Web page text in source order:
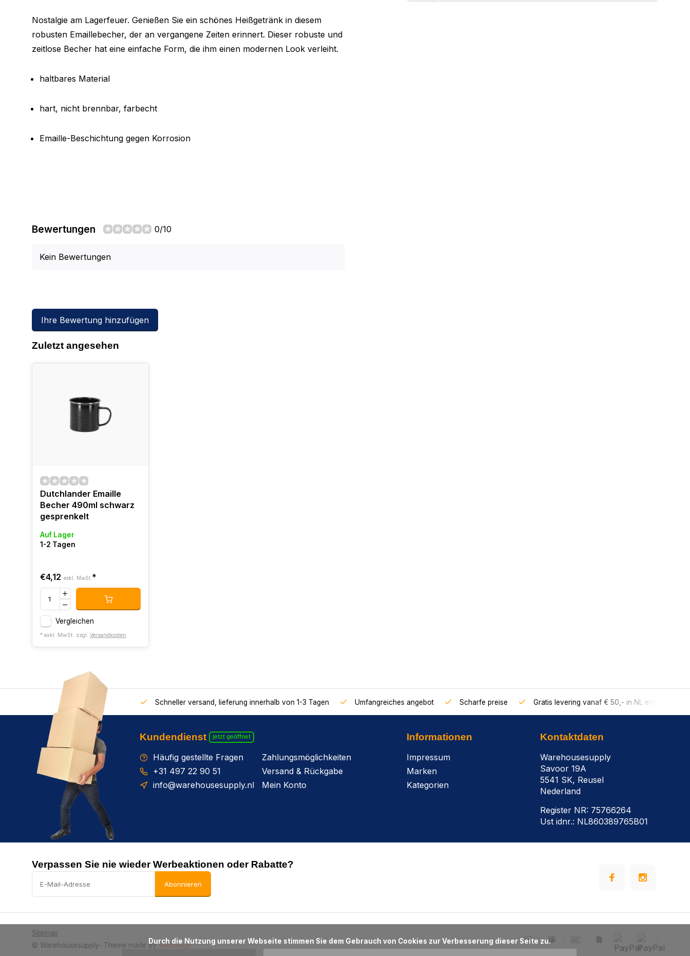
Nostalgie am Lagerfeuer. Genießen Sie ein schönes Heißgetränk in diesem
robusten Emaillebecher, der an vergangene Zeiten erinnert. Dieser robuste und
zeitlose Becher hat eine einfache Form, die ihm einen modernen Look verleiht.
haltbares Material
hart, nicht brennbar, farbecht
Emaille-Beschichtung gegen Korrosion
Bewertungen 0/10
Kein Bewertungen
Ihre Bewertung hinzufügen
Zuletzt angesehen
Dutchlander Emaille
Becher 490ml schwarz
gesprenkelt
Auf Lager
1-2 Tagen
€4,12 exkl. MwSt. *
Vergleichen
* exkl. MwSt. zzgl. Versandkosten
Schneller versand, lieferung innerhalb von 1-3 Tagen Umfangreiches angebot Scharfe preise Gratis levering vanaf € 50,- in NL en BE
Kundendienst jetzt geöffnet
Häufig gestellte Fragen
+31 497 22 90 51
info@warehousesupply.nl
Zahlungsmöglichkeiten
Versand & Rückgabe
Mein Konto
Informationen
Impressum
Marken
Kategorien
Kontaktdaten
Warehousesupply
Savoor 19A
5541 SK, Reusel
Nederland
Register NR: 75766264
Ust idnr.: NL860389765B01
Verpassen Sie nie wieder Werbeaktionen oder Rabatte?
Abonnieren
Sitemap
© Warehousesupply- Theme made byWebdinge
      Durch die Nutzung unserer Webseite stimmen Sie dem Gebrauch von Cookies zur Verbesserung dieser Seite zu.